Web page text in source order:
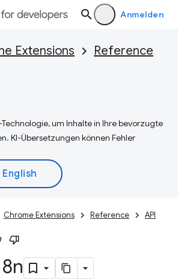
Anmelden
Extensions
Reference
um Inhalte in Ihre bevorzugte
KI-Übersetzungen können Fehler
Chrome Extensions Reference API